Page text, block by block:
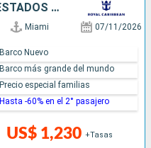
SAN MARTÍN, BAHAMAS, ESTADOS UNIDOS
Miami 07/11/2026
US$ 1,230 +Tasas
Barco Nuevo
Barco más grande del mundo
Precio especial familias
Hasta -60% en el 2° pasajero